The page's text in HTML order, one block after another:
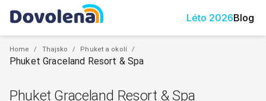
Léto 2026Blog
Home / Thajsko / Phuket a okolí /
Phuket Graceland Resort & Spa
Phuket Graceland Resort & Spa